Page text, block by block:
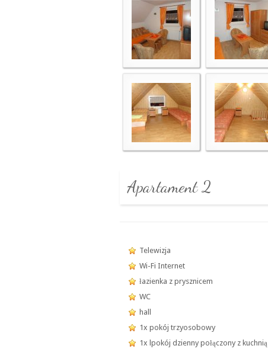
Apartament 2
Telewizja
Wi-Fi Internet
łazienka z prysznicem
WC
hall
1x pokój trzyosobowy
1x lpokój dzienny połączony z kuchnią